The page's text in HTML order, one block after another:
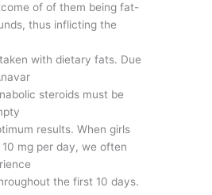
of of them being fat-
thus inflicting the
with dietary fats. Due
steroids must be
results. When girls
mg per day, we often
the first 10 days.